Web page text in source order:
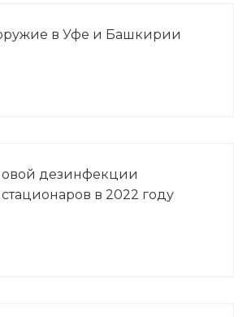
в Уфе и Башкирии
дезинфекции
в 2022 году